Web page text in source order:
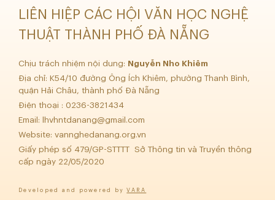
LIÊN HIỆP CÁC HỘI VĂN HỌC NGHỆ
THUẬT THÀNH PHỐ ĐÀ NẴNG
Chịu trách nhiệm nội dung: Nguyễn Nho Khiêm
Địa chỉ: K54/10 đường Ông Ích Khiêm, phường Thanh Bình,
quận Hải Châu, thành phố Đà Nẵng
Điện thoại : 0236-3821434
Email:
lhvhntdanang@gmail.com
Website: vannghedanang.org.vn
Giấy phép số 479/GP-STTTT Sở Thông tin và Truyền thông
cấp ngày 22/05/2020
Developed and powered byVARA